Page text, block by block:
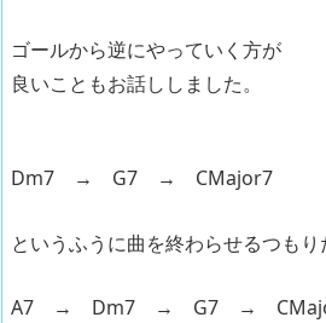
ゴールから逆にやっていく方が
良いこともお話ししました。
Dm7 → G7 → CMajor7
というふうに曲を終わらせるつもり
A7 → Dm7 → G7 →